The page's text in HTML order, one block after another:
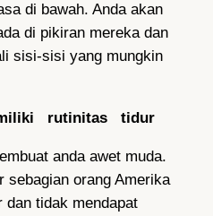
di bawah. Anda akan
di pikiran mereka dan
sisi-sisi yang mungkin
rutinitas tidur
anda awet muda.
sebagian orang Amerika
dan tidak mendapat